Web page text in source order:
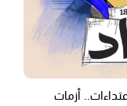
أزمات